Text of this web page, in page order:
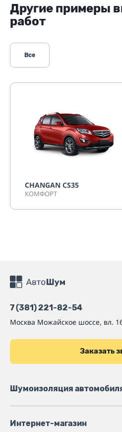
Другие примеры
работ
Все
CHANGAN CS35
КОМФОРТ
7 (381) 221-82-54
Москва Можайское шоссе, вл.
Заказать
Шумоизоляция
Интернет-магазин